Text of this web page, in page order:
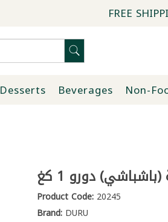
FREE
Desserts Beverages Non-
دورو 1 كغ
Product Code:20245
Brand:DURU